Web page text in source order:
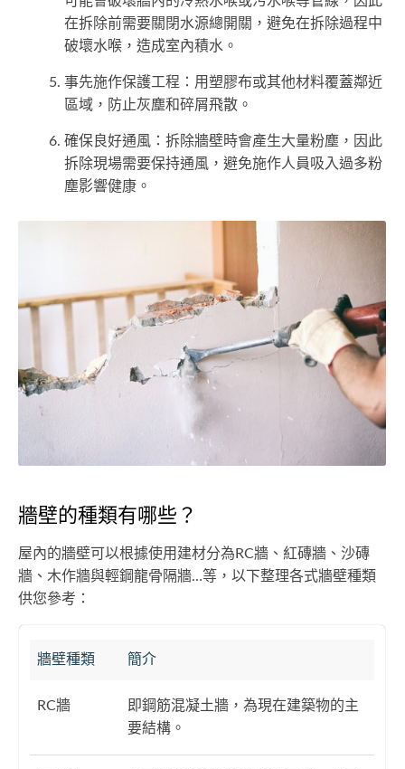
在拆除前需要關閉水源總開關，避免在拆除過程中
破壞水喉，造成室內積水。
事先施作保護工程：用塑膠布或其他材料覆蓋鄰近
區域，防止灰塵和碎屑飛散。
確保良好通風：拆除牆壁時會產生大量粉塵，因此
拆除現場需要保持通風，避免施作人員吸入過多粉
塵影響健康。
牆壁的種類有哪些？
屋內的牆壁可以根據使用建材分為RC牆、紅磚牆、沙磚
牆、木作牆與輕鋼龍骨隔牆…等，以下整理各式牆壁種類
供您參考：
牆壁種類 簡介
RC牆
即鋼筋混凝土牆，為現在建築物的主
要結構。